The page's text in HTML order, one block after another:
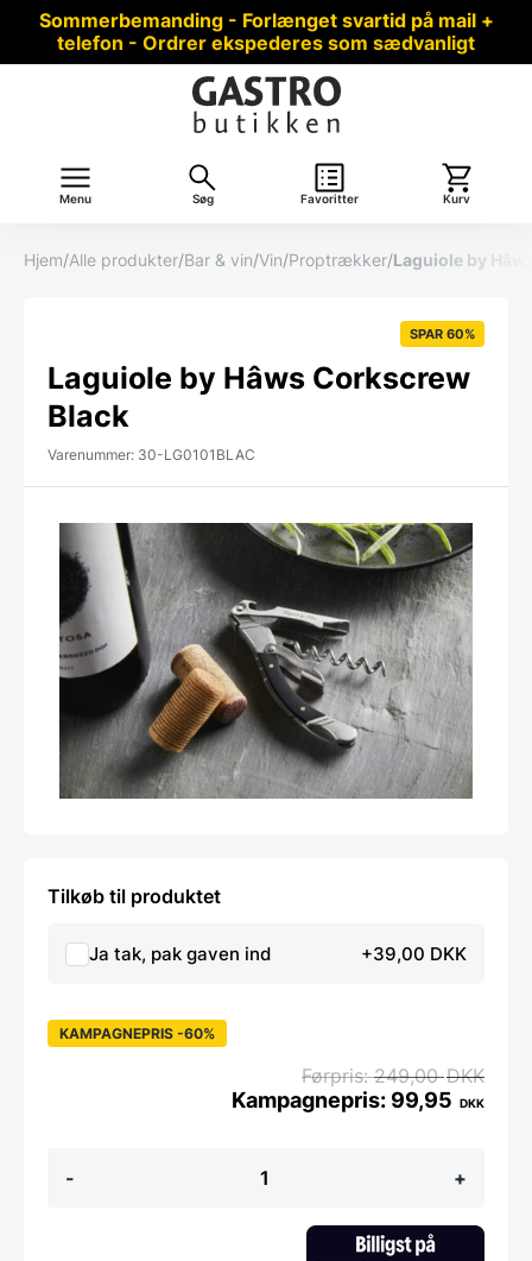
Sommerbemanding - Forlænget svartid på mail +
telefon - Ordrer ekspederes som sædvanligt
Menu Søg Favoritter Kurv
Hjem/Alle produkter/Bar & vin/Vin/Proptrækker/Laguiole by
SPAR 60%
Laguiole by Hâws Corkscrew
Black
Varenummer: 30-LG0101BLAC
Tilkøb til produktet
Ja tak, pak gaven ind +39,00 DKK
-
by
+
KAMPAGNEPRIS -60%
249,00DKK
99,95 DKK